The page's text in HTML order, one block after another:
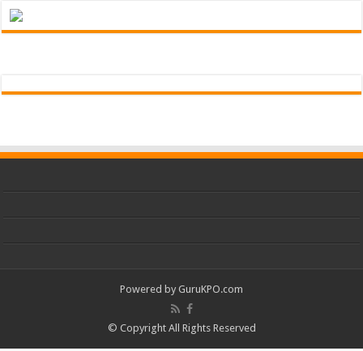
Powered by GuruKPO.com
© Copyright All Rights Reserved